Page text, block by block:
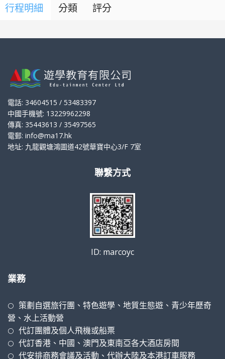
行程明細 分類 評分
電話: 34604515 / 53483397
中國手機號: 13229962298
傳真: 35443613 / 35497565
電郵: info@ma17.hk
地址: 九龍觀塘鴻圖道42號華寶中心3/F 7室
聯繫方式
ID: marcoyc
業務
⚪ 策劃自選旅行團、特色遊學、地質生態遊、青少年歷奇
營、水上活動營
⚪ 代訂團體及個人飛機或船票
⚪ 代訂香港、中國、澳門及東南亞各大酒店房間
⚪ 代安排商務會議及活動、代辦大陸及本港訂車服務